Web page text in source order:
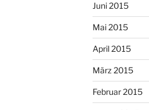
Juni 2015
Mai 2015
April 2015
März 2015
Februar 2015